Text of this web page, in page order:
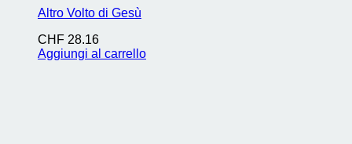
Altro Volto di Gesù
CHF 28.16
Aggiungi al carrello